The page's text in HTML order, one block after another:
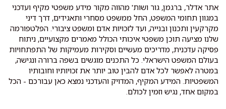
אתר אדלר, ברגמן, גור ושות' מהווה מקור מידע משפטי מקיף ועדכני
במגוון תחומי המשפט, החל ממשפט מסחרי ותאגידים, דרך דיני
מקרקעין ותכנון ובנייה, ועד לזכויות אדם ומשפט ציבורי. הפלטפורמה
שלנו מציעה תוכן משפטי איכותי הכולל מאמרים מקצועיים, ניתוח
פסיקה עדכנית, מדריכים מעשיים וסקירות מעמיקות של התפתחויות
בעולם המשפט הישראלי. כל התכנים מוגשים בשפה ברורה ונגישה,
במטרה לאפשר לכל אדם להבין טוב יותר את זכויותיו וחובותיו
המשפטיות. המידע המקיף, המדויק והעדכני נמצא כאן עבורכם - הכל
במקום אחד, נגיש וזמין לכולם.